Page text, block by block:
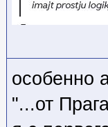
особенно
"...от